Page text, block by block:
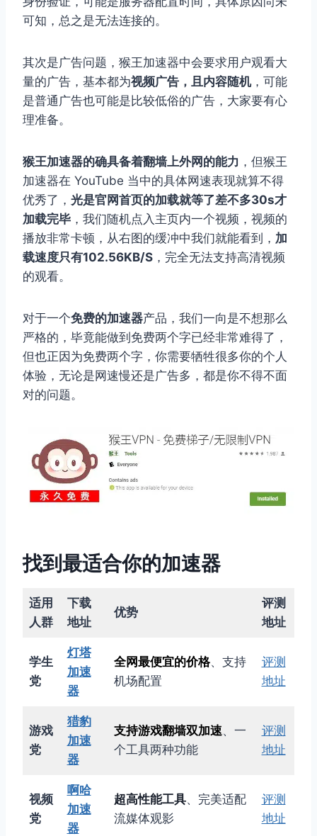
可知，总之是无法连接的。
其次是广告问题，猴王加速器中会要求用户观看大
量的广告，基本都为视频广告，且内容随机，可能
是普通广告也可能是比较低俗的广告，大家要有心
理准备。
猴王加速器的确具备着翻墙上外网的能力 ，但猴王
加速器在 YouTube 当中的具体网速表现就算不得
优秀了， 光是官网首页的加载就等了差不多30s才
加载完毕 ，我们随机点入主页内一个视频，视频的
播放非常卡顿，从右图的缓冲中我们就能看到， 加
载速度只有102.56KB/S ，完全无法支持高清视频
的观看。
对于一个免费的加速器产品，我们一向是不想那么
严格的，毕竟能做到免费两个字已经非常难得了，
但也正因为免费两个字，你需要牺牲很多你的个人
体验，无论是网速慢还是广告多，都是你不得不面
对的问题。
找到最适合你的加速器
适用
人群
下载
地址
优势
评测
地址
学生
党
灯塔
加速
器
全网最便宜的价格、支持
机场配置
评测
地址
游戏
党
猎豹
加速
器
支持游戏翻墙双加速、一
个工具两种功能
评测
地址
视频
党
啊哈
加速
器
超高性能工具、完美适配
流媒体观影
评测
地址